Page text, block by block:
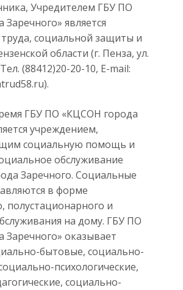
Учредителем ГБУ ПО
является
социальной защиты и
области (г. Пенза, ул.
(88412)20-20-10, Е-mail:
ГБУ ПО «КЦСОН города
учреждением,
социальную помощь и
обслуживание
Заречного. Социальные
в форме
полустационарного и
на дому. ГБУ ПО
оказывает
бытовые, социально-
психологические,
социально-